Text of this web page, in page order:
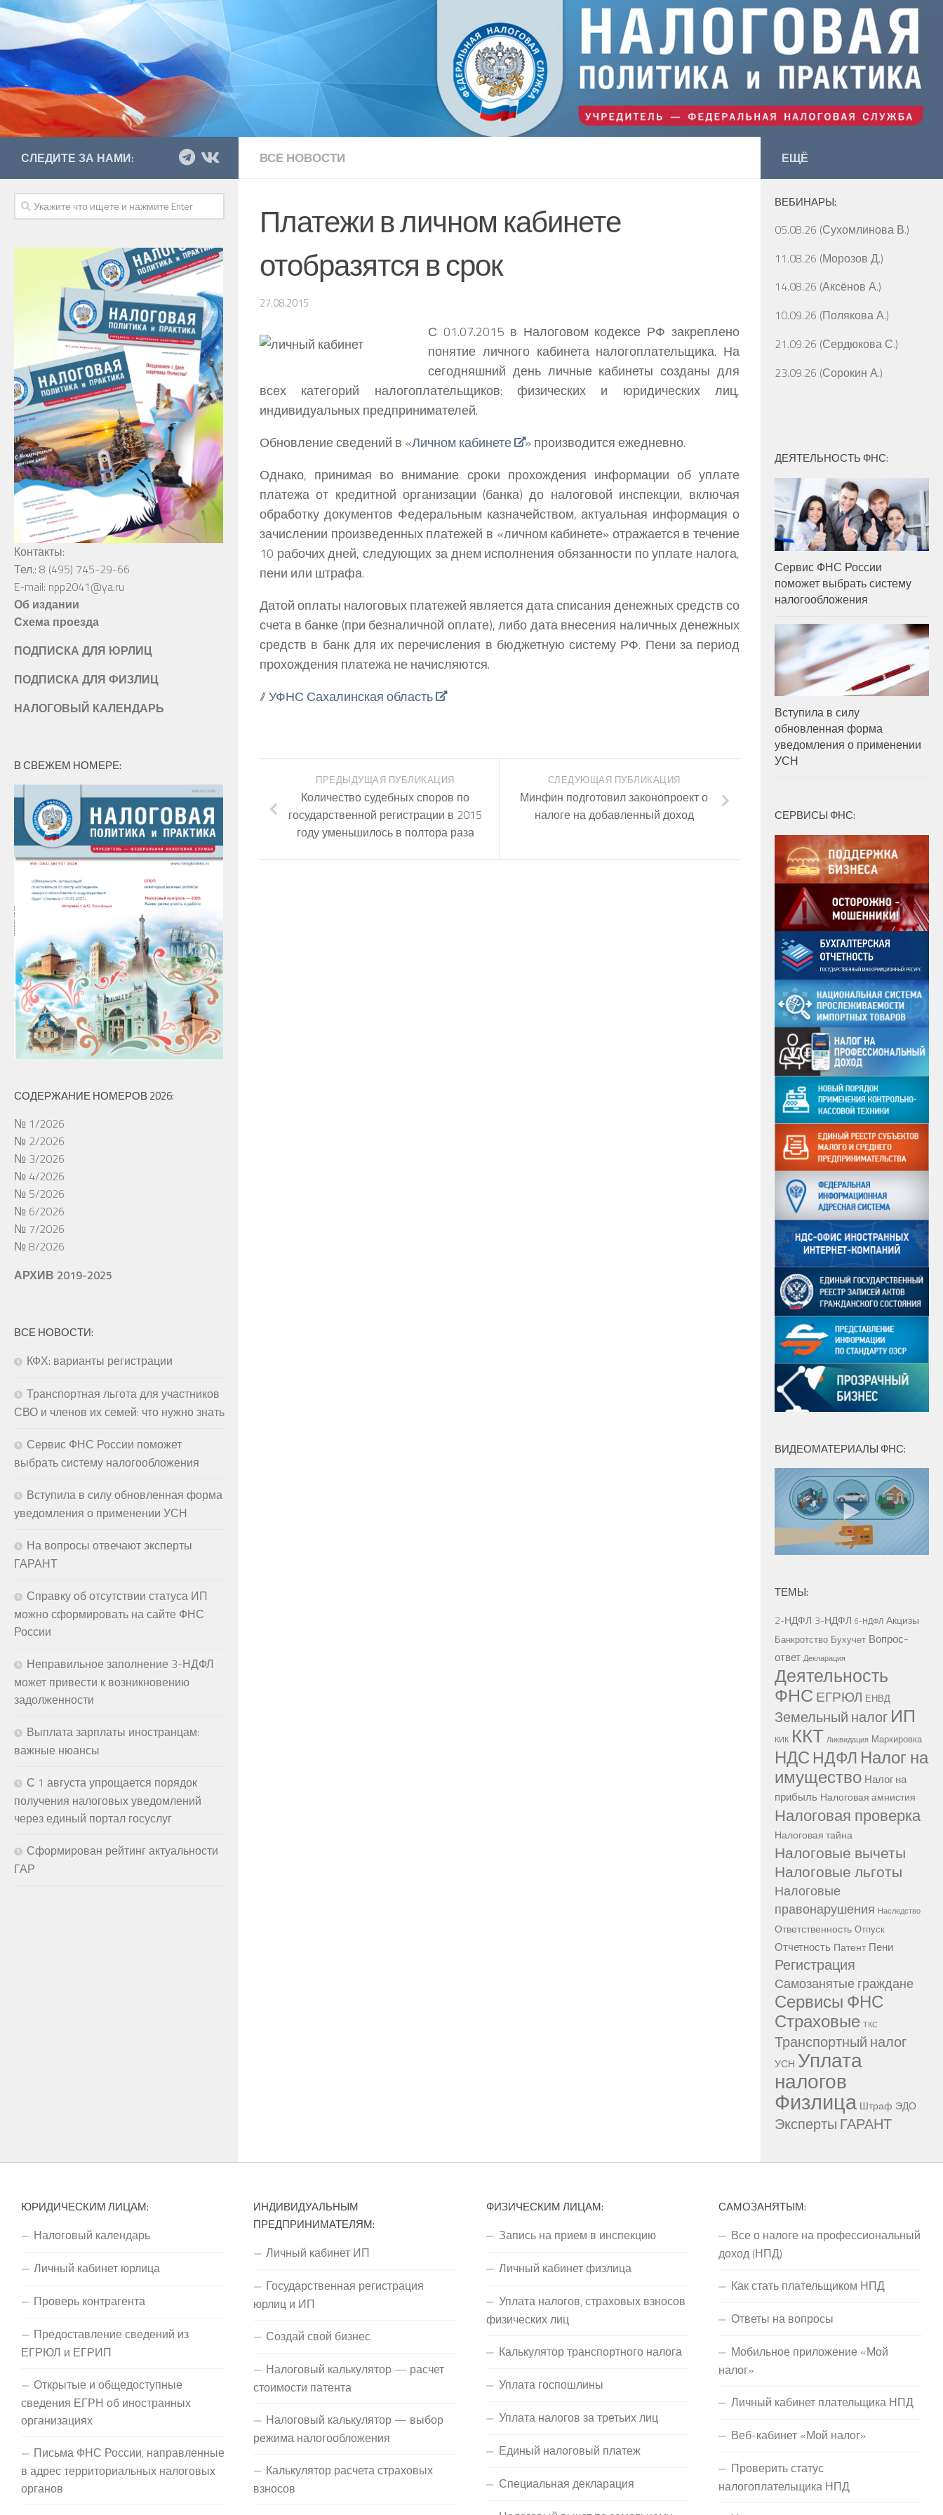
ВСЕ НОВОСТИ
Платежи в личном кабинете
отобразятся в срок
27.08.2015
С 01.07.2015 в Налоговом кодексе РФ закреплено
понятие личного кабинета налогоплательщика. На
сегодняшний день личные кабинеты созданы для
всех категорий налогоплательщиков: физических и юридических лиц,
индивидуальных предпринимателей.
Обновление сведений в «Личном кабинете
» производится ежедневно.
Однако, принимая во внимание сроки прохождения информации об уплате
платежа от кредитной организации (банка) до налоговой инспекции, включая
обработку документов Федеральным казначейством, актуальная информация о
зачислении произведенных платежей в «личном кабинете» отражается в течение
10 рабочих дней, следующих за днем исполнения обязанности по уплате налога,
пени или штрафа.
Датой оплаты налоговых платежей является дата списания денежных средств со
счета в банке (при безналичной оплате), либо дата внесения наличных денежных
средств в банк для их перечисления в бюджетную систему РФ. Пени за период
прохождения платежа не начисляются.
//УФНС Сахалинская область
СЛЕДУЮЩАЯ ПУБЛИКАЦИЯ
Минфин подготовил законопроект о
налоге на добавленный доход
ПРЕДЫДУЩАЯ ПУБЛИКАЦИЯ
Количество судебных споров по
государственной регистрации в 2015
году уменьшилось в полтора раза
СЛЕДИТЕ ЗА НАМИ:
Контакты:
Тел.: 8 (495) 745-29-66
E-mail: npp2041@ya.ru
Об издании
Схема проезда
ПОДПИСКА ДЛЯ ЮРЛИЦ
ПОДПИСКА ДЛЯ ФИЗЛИЦ
НАЛОГОВЫЙ КАЛЕНДАРЬ
В СВЕЖЕМ НОМЕРЕ:
СОДЕРЖАНИЕ НОМЕРОВ 2026:
№ 1/2026
№ 2/2026
№ 3/2026
№ 4/2026
№ 5/2026
№ 6/2026
№ 7/2026
№ 8/2026
АРХИВ 2019-2025
ВСЕ НОВОСТИ:
КФХ: варианты регистрации
Транспортная льгота для участников
СВО и членов их семей: что нужно знать
Сервис ФНС России поможет
выбрать систему налогообложения
Вступила в силу обновленная форма
уведомления о применении УСН
На вопросы отвечают эксперты
ГАРАНТ
Справку об отсутствии статуса ИП
можно сформировать на сайте ФНС
России
Неправильное заполнение 3-НДФЛ
может привести к возникновению
задолженности
Выплата зарплаты иностранцам:
важные нюансы
С 1 августа упрощается порядок
получения налоговых уведомлений
через единый портал госуслуг
Сформирован рейтинг актуальности
ГАР
ЕЩЁ
ВЕБИНАРЫ:
05.08.26 (Сухомлинова В.)
11.08.26 (Морозов Д.)
14.08.26 (Аксёнов А.)
10.09.26 (Полякова А.)
21.09.26 (Сердюкова С.)
23.09.26 (Сорокин А.)
ДЕЯТЕЛЬНОСТЬ ФНС:
Сервис ФНС России
поможет выбрать систему
налогообложения
Вступила в силу
обновленная форма
уведомления о применении
УСН
СЕРВИСЫ ФНС:
ВИДЕОМАТЕРИАЛЫ ФНС:
ТЕМЫ:
2-НДФЛ 3-НДФЛ 6-НДФЛ Акцизы
Банкротство Бухучет Вопрос-
ответ Декларация
Деятельность
ФНС ЕГРЮЛ ЕНВД
Земельный налог ИП
КИК ККТ Ликвидация Маркировка
НДС НДФЛ Налог на
имущество Налог на
прибыль Налоговая амнистия
Налоговая проверка
Налоговая тайна
Налоговые вычеты
Налоговые льготы
Налоговые
правонарушения Наследство
Ответственность Отпуск
Отчетность Патент Пени
Регистрация
Самозанятые граждане
Сервисы ФНС
Страховые ТКС
Транспортный налог
УСН Уплата
налогов
Физлица Штраф ЭДО
Эксперты ГАРАНТ
ЮРИДИЧЕСКИМ ЛИЦАМ:
Налоговый календарь
Личный кабинет юрлица
Проверь контрагента
Предоставление сведений из
ЕГРЮЛ и ЕГРИП
Открытые и общедоступные
сведения ЕГРН об иностранных
организациях
Письма ФНС России, направленные
в адрес территориальных налоговых
органов
ИНДИВИДУАЛЬНЫМ
ПРЕДПРИНИМАТЕЛЯМ:
Личный кабинет ИП
Государственная регистрация
юрлиц и ИП
Создай свой бизнес
Налоговый калькулятор — расчет
стоимости патента
Налоговый калькулятор — выбор
режима налогообложения
Калькулятор расчета страховых
взносов
ФИЗИЧЕСКИМ ЛИЦАМ:
Запись на прием в инспекцию
Личный кабинет физлица
Уплата налогов, страховых взносов
физических лиц
Калькулятор транспортного налога
Уплата госпошлины
Уплата налогов за третьих лиц
Единый налоговый платеж
Специальная декларация
САМОЗАНЯТЫМ:
Все о налоге на профессиональный
доход (НПД)
Как стать плательщиком НПД
Ответы на вопросы
Мобильное приложение «Мой
налог»
Личный кабинет плательщика НПД
Веб-кабинет «Мой налог»
Проверить статус
налогоплательщика НПД